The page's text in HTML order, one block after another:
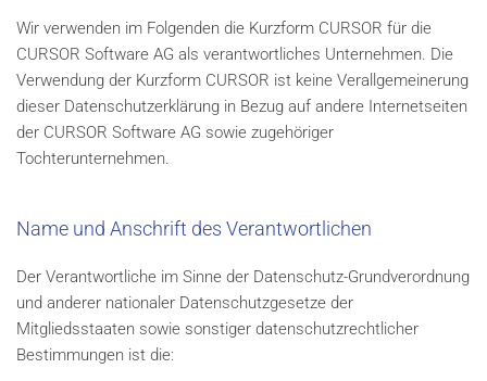
Wir verwenden im Folgenden die Kurzform CURSOR für die
CURSOR Software AG als verantwortliches Unternehmen. Die
Verwendung der Kurzform CURSOR ist keine Verallgemeinerung
dieser Datenschutzerklärung in Bezug auf andere Internetseiten
der CURSOR Software AG sowie zugehöriger
Tochterunternehmen.
Name und Anschrift des Verantwortlichen
Der Verantwortliche im Sinne der Datenschutz-Grundverordnung
und anderer nationaler Datenschutzgesetze der
Mitgliedsstaaten sowie sonstiger datenschutzrechtlicher
Bestimmungen ist die: